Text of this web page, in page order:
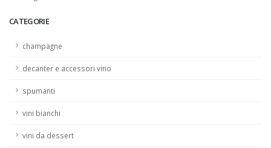
CATEGORIE
champagne
decanter e accessori vino
spumanti
vini bianchi
vini da dessert